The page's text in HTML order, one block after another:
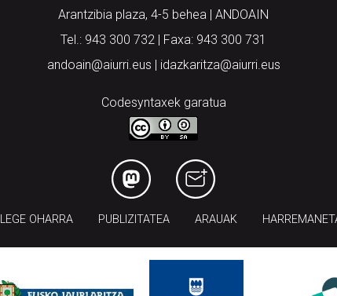
Arantzibia plaza, 4-5 behea | ANDOAIN
Tel.: 943 300 732 | Faxa: 943 300 731
andoain@aiurri.eus | idazkaritza@aiurri.eus
Codesyntaxek garatua
LEGE OHARRA PUBLIZITATEA ARAUAK